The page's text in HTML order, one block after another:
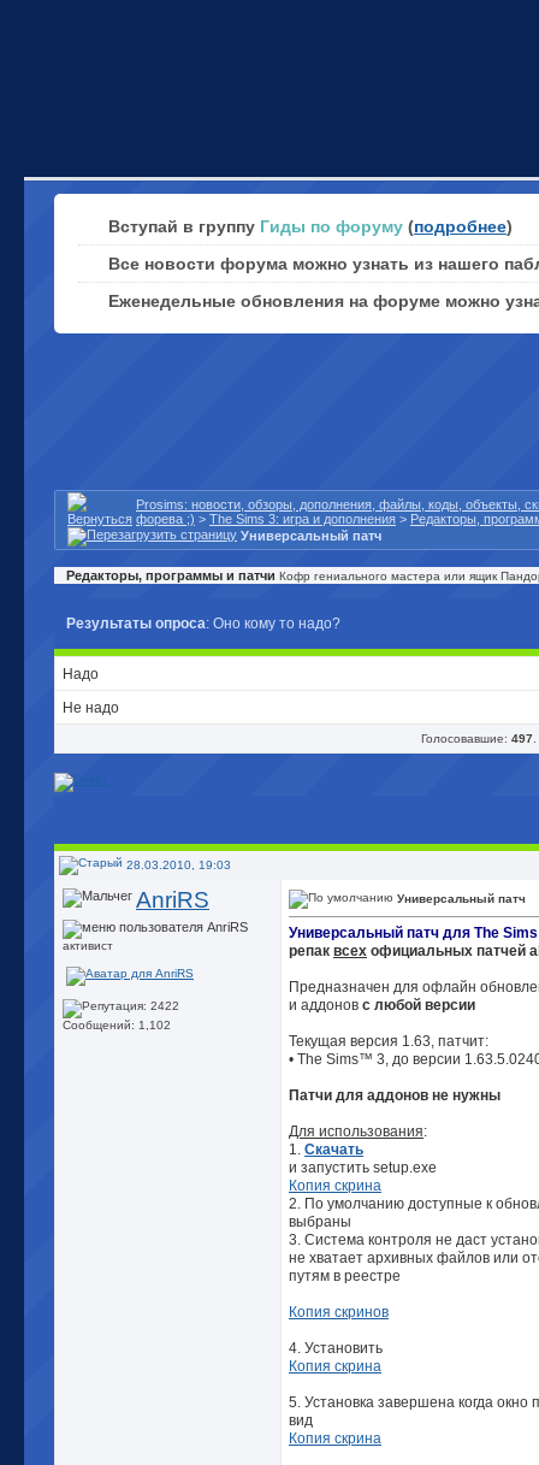
Вступай в группу Гиды по форуму (подробнее)
Все новости форума можно узнать из нашего
Еженедельные обновления на форуме можно
Prosims: новости, обзоры, дополнения, файлы, коды, объекты,
форева ;) > The Sims 3: игра и дополнения > Редакторы,
Универсальный патч
Редакторы, программы и патчи Кофр гениального мастера или ящик
Результаты опроса: Оно кому то надо?
Надо
Не надо
Голосовавшие: 497.
28.03.2010, 19:03
AnriRS
активист
Сообщений: 1,102
Универсальный патч
Универсальный патч для The
репак всех официальных патчей
Предназначен для офлайн
и аддонов с любой версии
Текущая версия 1.63, патчит:
• The Sims™ 3, до версии
Патчи для аддонов не нужны
Для использования:
1. Скачать
и запустить setup.exe
Копия скрина
2. По умолчанию доступные к
выбраны
3. Система контроля не даст
не хватает архивных файлов или
путям в реестре
Копия скринов
4. Установить
Копия скрина
5. Установка завершена когда окно
вид
Копия скрина